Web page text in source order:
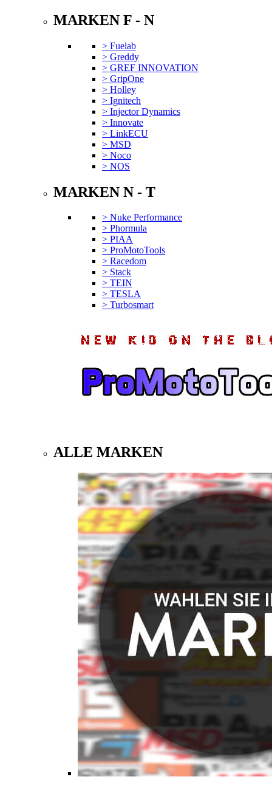
MARKEN F - N
> Fuelab
> Greddy
> GREF INNOVATION
> GripOne
> Holley
> Ignitech
> Injector Dynamics
> Innovate
> LinkECU
> MSD
> Noco
> NOS
MARKEN N - T
> Nuke Performance
> Phormula
> PIAA
> ProMotoTools
> Racedom
> Stack
> TEIN
> TESLA
> Turbosmart
ALLE MARKEN